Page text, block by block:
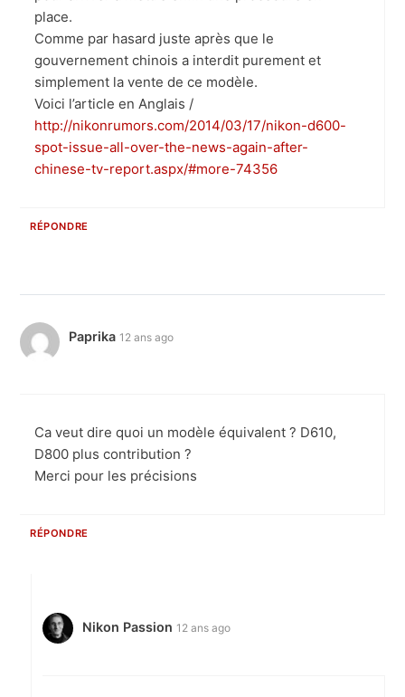
place.
Comme par hasard juste après que le
gouvernement chinois a interdit purement et
simplement la vente de ce modèle.
Voici l’article en Anglais /
http://nikonrumors.com/2014/03/17/nikon-d600-
spot-issue-all-over-the-news-again-after-
chinese-tv-report.aspx/#more-74356
RÉPONDRE
Paprika 12 ans ago
Ca veut dire quoi un modèle équivalent ? D610,
D800 plus contribution ?
Merci pour les précisions
RÉPONDRE
Nikon Passion 12 ans ago